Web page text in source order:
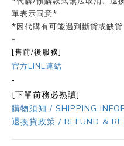
單表示同意*
*因代購有可能遇到斷貨或缺
-
[售前/後服務]
官方LINE連結
-
[下單前務必熟讀]
購物須知 / SHIPPING
退換貨政策 / REFUND &